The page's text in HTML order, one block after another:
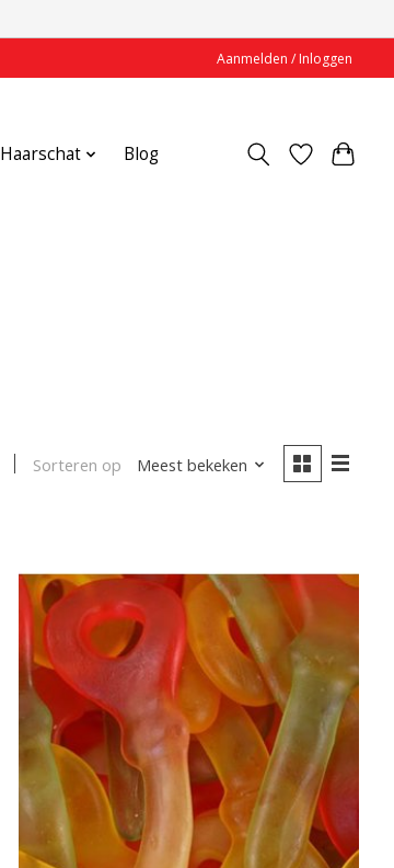
Aanmelden / Inloggen
Haarschat Blog
Sorteren op Meest bekeken